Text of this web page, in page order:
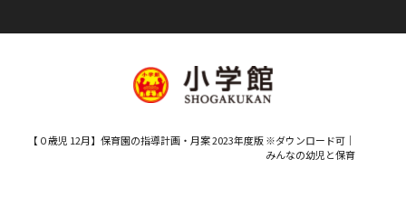
【０歳児 12月】保育園の指導計画・月案 2023年度版 ※ダウンロード可｜
みんなの幼児と保育